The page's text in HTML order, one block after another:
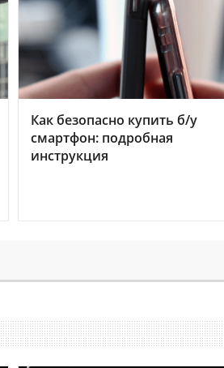
Как безопасно купить б/у
смартфон: подробная
инструкция